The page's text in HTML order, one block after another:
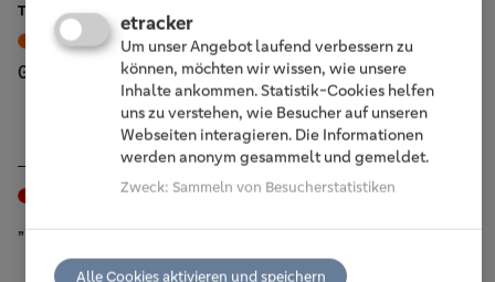
TOP BEITRÄGE
Vor Ort
Wiehl, 2. Juli 2026
Generationenwechsel an der Spitze
Wiehl, 30. Juni 2026
„Es war mir stets eine große Freude“
etracker
Um unser Angebot laufend verbessern zu
können, möchten wir wissen, wie unsere
Inhalte ankommen. Statistik-Cookies helfen
uns zu verstehen, wie Besucher auf unseren
Webseiten interagieren. Die Informationen
werden anonym gesammelt und gemeldet.
Zweck: Sammeln von Besucherstatistiken
Alle Cookies aktivieren und speichern